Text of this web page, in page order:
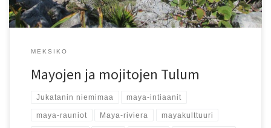
MEKSIKO
Mayojen ja mojitojen Tulum
Jukatanin niemimaa maya-intiaanit
maya-rauniot Maya-riviera mayakulttuuri